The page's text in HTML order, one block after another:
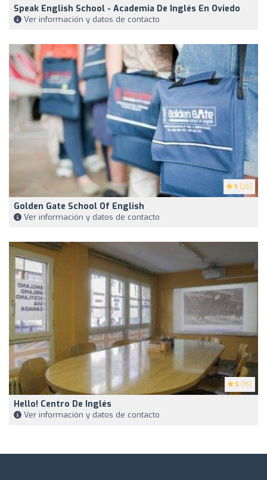
Speak English School - Academia De Inglés En Oviedo
Ver información y datos de contacto
5 (26)
Golden Gate School Of English
Ver información y datos de contacto
5 (15)
Hello! Centro De Inglés
Ver información y datos de contacto